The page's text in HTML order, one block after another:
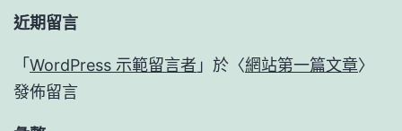
近期留言
「 WordPress 示範留言者 」於〈網站第一篇文章〉
發佈留言